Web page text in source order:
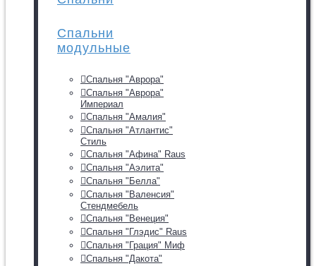
Спальни
модульные
Спальня "Аврора"
Спальня "Аврора"
Империал
Спальня "Амалия"
Спальня "Атлантис"
Стиль
Спальня "Афина" Raus
Спальня "Аэлита"
Спальня "Белла"
Спальня "Валенсия"
Стендмебель
Спальня "Венеция"
Спальня "Глэдис" Raus
Спальня "Грация" Миф
Спальня "Дакота"